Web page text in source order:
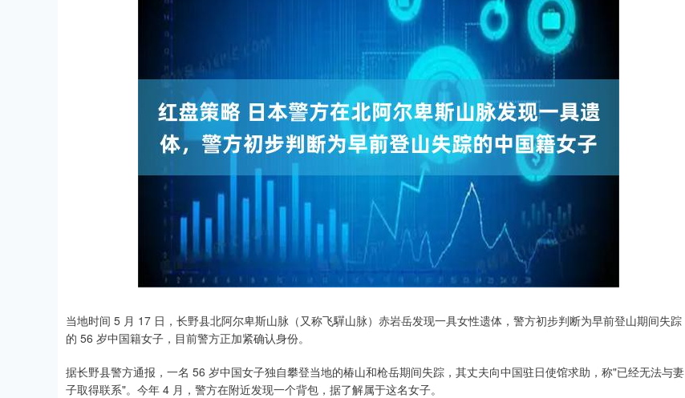
当地时间 5 月 17 日，长野县北阿尔卑斯山脉（又称飞驒山脉）赤岩岳发现一具女性遗体，警方初步判断为早前登山期间失踪
的 56 岁中国籍女子，目前警方正加紧确认身份。
据长野县警方通报，一名 56 岁中国女子独自攀登当地的椿山和枪岳期间失踪，其丈夫向中国驻日使馆求助，称"已经无法与妻
子取得联系"。今年 4 月，警方在附近发现一个背包，据了解属于这名女子。
深证成指 14110.12 -34.08 -0.24% 沪深300 4651.31